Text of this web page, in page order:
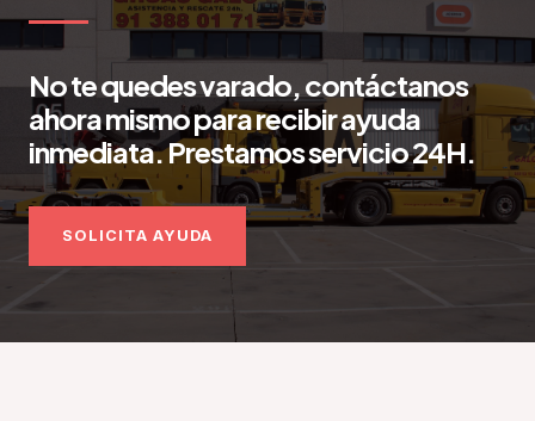
No te quedes varado, contáctanos
ahora mismo para recibir ayuda
inmediata. Prestamos servicio 24H.
SOLICITA AYUDA